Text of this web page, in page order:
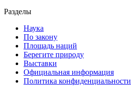
Разделы
Наука
По закону
Площадь наций
Берегите природу
Выставки
Официальная информация
Политика конфиденциальности